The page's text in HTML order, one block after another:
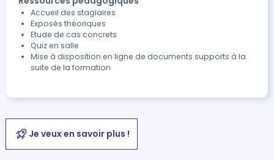
Accueil des stagiaires
Exposés théoriques
Etude de cas concrets
Quiz en salle
Mise à disposition en ligne de documents supports à la
suite de la formation
Je veux en savoir plus !